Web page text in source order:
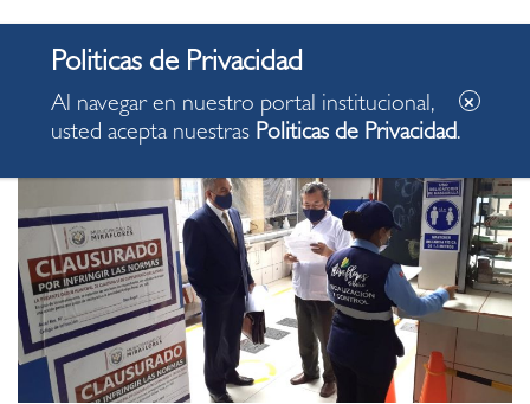
14.01.2021
Al navegar en nuestro portal institucional,
usted acepta nuestras Politicas de Privacidad.